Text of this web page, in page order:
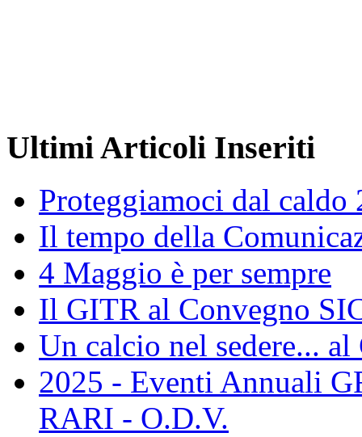
Ultimi Articoli Inseriti
Proteggiamoci dal caldo
Il tempo della
4 Maggio è per sempre
Il GITR al Convegno
Un calcio nel sedere...
2025 - Eventi Annuali
RARI - O.D.V.